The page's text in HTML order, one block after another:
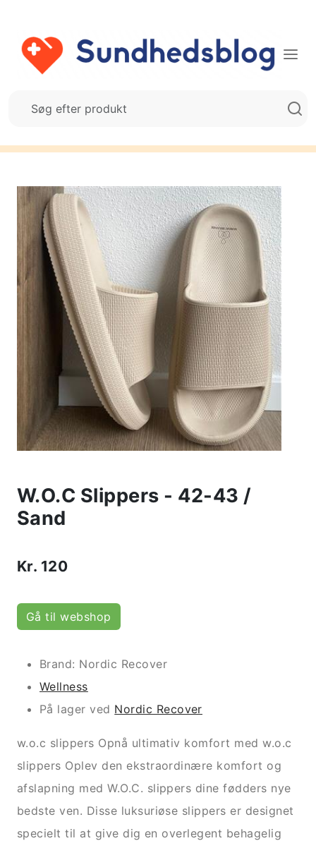
W.O.C Slippers - 42-43 /
Sand
Kr. 120
Gå til webshop
Brand: Nordic Recover
Wellness
På lager ved Nordic Recover
w.o.c slippers Opnå ultimativ komfort med w.o.c
slippers Oplev den ekstraordinære komfort og
afslapning med W.O.C. slippers dine fødders nye
bedste ven. Disse luksuriøse slippers er designet
specielt til at give dig en overlegent behagelig